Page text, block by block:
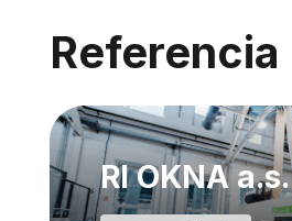
Referencia
RI OKNA a.s.